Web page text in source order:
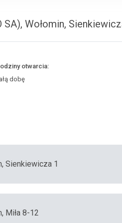
Wołomin,
otwarcia:
dobę
Sienkiewicza 1
Miła 8-12